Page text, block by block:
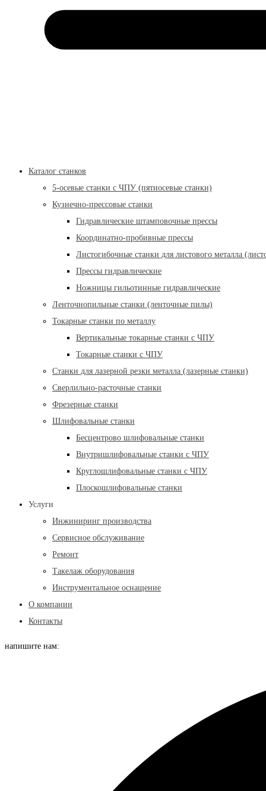
Каталог станков
5-осевые станки с ЧПУ (пятиосевые станки)
Кузнечно-прессовые станки
Гидравлические штамповочные прессы
Координатно-пробивные прессы
Листогибочные станки для листового металла
Прессы гидравлические
Ножницы гильотинные гидравлические
Ленточнопильные станки (ленточные пилы)
Токарные станки по металлу
Вертикальные токарные станки с ЧПУ
Токарные станки с ЧПУ
Станки для лазерной резки металла (лазерные станки)
Сверлильно-расточные станки
Фрезерные станки
Шлифовальные станки
Бесцентрово шлифовальные станки
Внутришлифовальные станки с ЧПУ
Круглошлифовальные станки с ЧПУ
Плоскошлифовальные станки
Услуги
Инжиниринг производства
Сервисное обслуживание
Ремонт
Такелаж оборудования
Инструментальное оснащение
О компании
Контакты
напишите нам: